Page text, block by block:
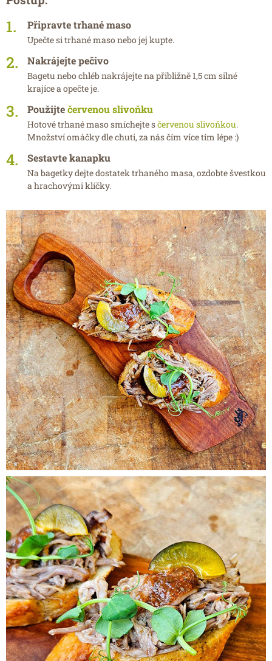
Připravte trhané maso
Upečte si trhané maso nebo jej kupte.
Nakrájejte pečivo
Bagetu nebo chléb nakrájejte na přibližně 1,5 cm silné
krajíce a opečte je.
Použijtečervenou slivoňku
Hotové trhané maso smíchejte sčervenou slivoňkou.
Množství omáčky dle chuti, za nás čím více tím lépe :)
Sestavte kanapku
Na bagetky dejte dostatek trhaného masa, ozdobte švestkou
a hrachovými klíčky.